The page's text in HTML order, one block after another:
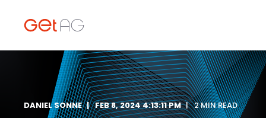
DANIEL SONNE FEB 8, 2024 4:13:11 PM 2 MIN READ